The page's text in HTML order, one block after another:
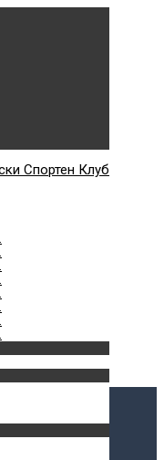
Спортен Клуб
с